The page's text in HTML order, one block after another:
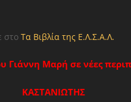
στοΤα Βιβλία της Ε.Λ.Σ.Α.Λ.
Γιάννη Μαρή σε νέες
ΚΑΣΤΑΝΙΩΤΗΣ